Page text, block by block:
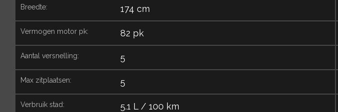
breedte: 174 cm
vermogen motor pk: 82 pk
aantal versnelling: 5
max zitplaatsen: 5
verbruik stad: 5.1 L / 100 km